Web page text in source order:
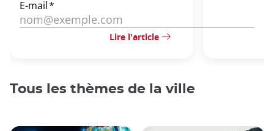
Lire l'article
Tous les thèmes de la ville